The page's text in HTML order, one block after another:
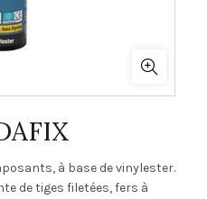
à base de vinylester.
de tiges filetées, fers à